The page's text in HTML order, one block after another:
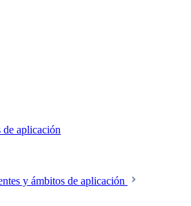
aplicación
y ámbitos de aplicación